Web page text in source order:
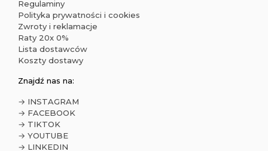
Regulaminy
Polityka prywatności i cookies
Zwroty i reklamacje
Raty 20x 0%
Lista dostawców
Koszty dostawy
Znajdź nas na:
→ INSTAGRAM
→ FACEBOOK
→ TIKTOK
→ YOUTUBE
→ LINKEDIN